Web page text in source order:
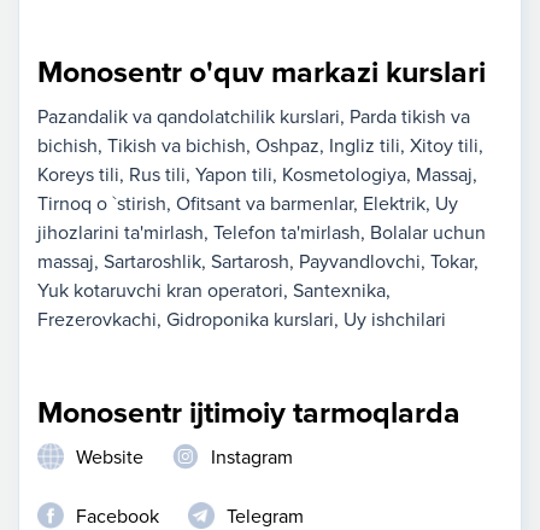
Monosentr o'quv markazi kurslari
Pazandalik va qandolatchilik kurslari Parda tikish va
bichish Tikish va bichish Oshpaz Ingliz tili Xitoy tili
Koreys tili Rus tili Yapon tili Kosmetologiya Massaj
Tirnoq o `stirish Ofitsant va barmenlar Elektrik Uy
jihozlarini ta'mirlash Telefon ta'mirlash Bolalar uchun
massaj Sartaroshlik Sartarosh Payvandlovchi Tokar
Yuk kotaruvchi kran operatori Santexnika
Frezerovkachi Gidroponika kurslari Uy ishchilari
Monosentr ijtimoiy tarmoqlarda
Website Instagram
Facebook Telegram